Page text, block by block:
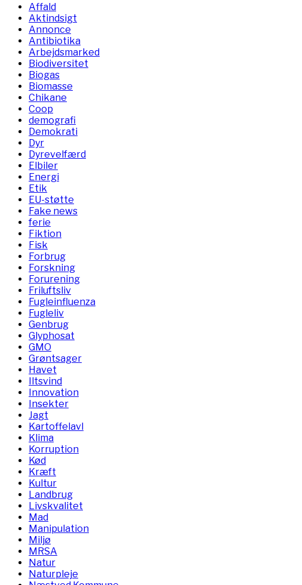
Affald
Aktindsigt
Annonce
Antibiotika
Arbejdsmarked
Biodiversitet
Biogas
Biomasse
Chikane
Coop
demografi
Demokrati
Dyr
Dyrevelfærd
Elbiler
Energi
Etik
EU-støtte
Fake news
ferie
Fiktion
Fisk
Forbrug
Forskning
Forurening
Friluftsliv
Fugleinfluenza
Fugleliv
Genbrug
Glyphosat
GMO
Grøntsager
Havet
Iltsvind
Innovation
Insekter
Jagt
Kartoffelavl
Klima
Korruption
Kød
Kræft
Kultur
Landbrug
Livskvalitet
Mad
Manipulation
Miljø
MRSA
Natur
Naturpleje